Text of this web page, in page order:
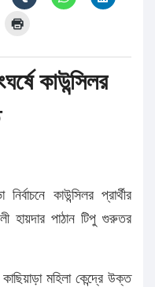
কাউন্সিলর
কাউন্সিলর প্রার্থীর
হায়দার পাঠান টিপু গুরুতর
মহিলা কেন্দ্রে উক্ত